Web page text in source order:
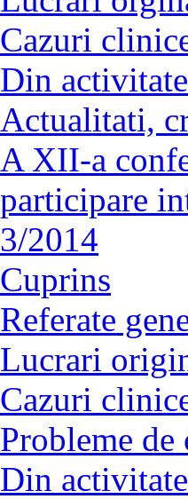
Cazuri
Din
Actualitati,
A XII-a
participare
3/2014
Cuprins
Referate
Lucrari
Cazuri
Probleme
Din